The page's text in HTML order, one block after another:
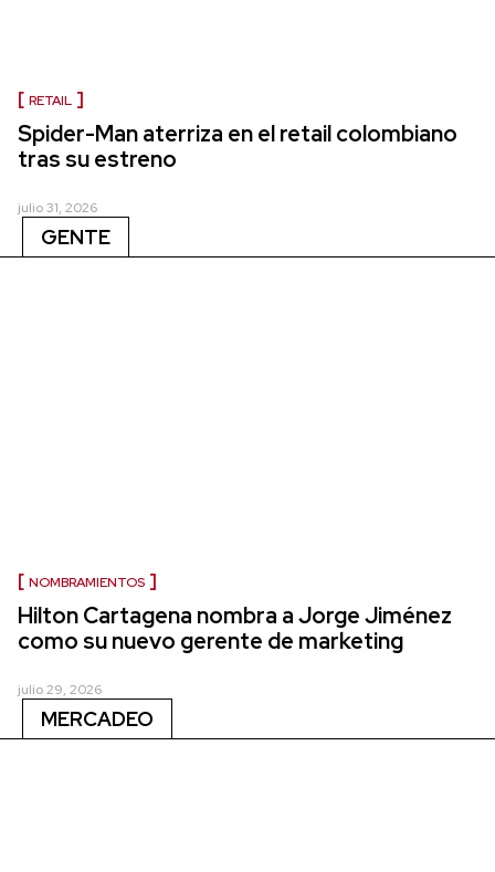
RETAIL
Spider-Man aterriza en el retail colombiano
tras su estreno
julio 31, 2026
GENTE
NOMBRAMIENTOS
Hilton Cartagena nombra a Jorge Jiménez
como su nuevo gerente de marketing
julio 29, 2026
MERCADEO